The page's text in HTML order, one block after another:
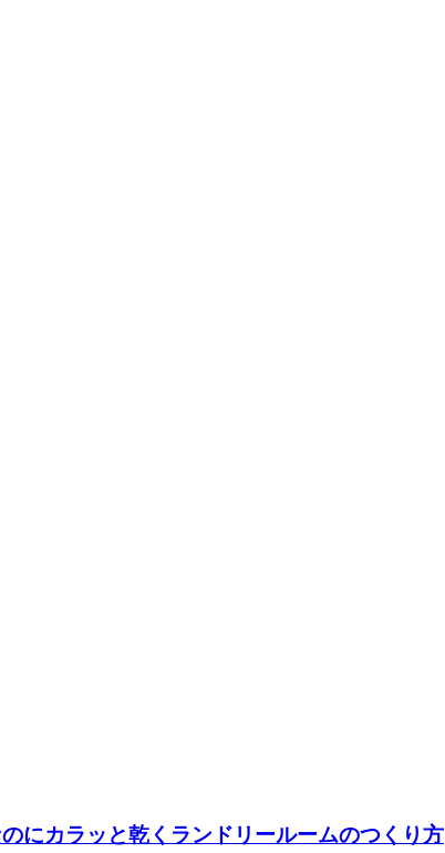
にカラッと乾くランドリールームのつくり方